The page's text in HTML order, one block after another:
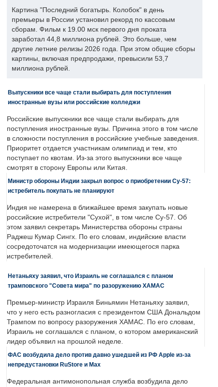
Картина "Последний богатырь. Колобок" в день
премьеры в России установил рекорд по кассовым
сборам. Фильм к 19.00 мск первого дня проката
заработал 44,8 миллиона рублей. Это больше, чем
другие летние релизы 2026 года. При этом общие сборы
картины, включая предпродажи, превысили 53,7
миллиона рублей.
Выпускники все чаще стали выбирать для поступления
иностранные вузы или российские колледжи
Российские выпускники все чаще стали выбирать для
поступления иностранные вузы. Причина этого в том числе
в сложности поступления в российские учебные заведения.
Приоритет отдается участникам олимпиад и тем, кто
поступает по квотам. Из-за этого выпускники все чаще
смотрят в сторону Европы или Китая.
Министр обороны Индии закрыл вопрос о приобретении Су-57:
истребитель покупать не планируют
Индия не намерена в ближайшее время закупать новые
российские истребители "Сухой", в том числе Су-57. Об
этом заявил секретарь Министерства обороны страны
Раджеш Кумар Сингх. По его словам, индийские власти
сосредоточатся на модернизации имеющегося парка
истребителей.
Нетаньяху заявил, что Израиль не соглашался с планом
трамповского "Совета мира" по разоружению ХАМАС
Премьер-министр Израиля Биньямин Нетаньяху заявил,
что у него есть разногласия с президентом США Дональдом
Трампом по вопросу разоружения ХАМАС. По его словам,
Израиль не соглашался с планом, о котором американский
лидер объявил на прошлой неделе.
ФАС возбудила дело против давно ушедшей из РФ Apple из-за
непредустановки RuStore и Max
Федеральная антимонопольная служба возбудила дело